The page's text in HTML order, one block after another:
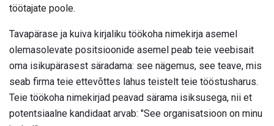
töötajate poole.
Tavapärase ja kuiva kirjaliku töökoha nimekirja asemel
olemasolevate positsioonide asemel peab teie veebisait
oma isikupärasest säradama: see nägemus, see teave, mis
seab firma teie ettevõttes lahus teistelt teie tööstusharus.
Teie töökoha nimekirjad peavad särama isiksusega, nii et
potentsiaalne kandidaat arvab: "See organisatsioon on minu